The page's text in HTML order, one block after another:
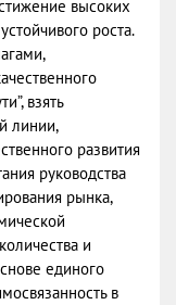
высоких
роста.
взять
линии,
развития
руководства
рынка,
и
единого
в